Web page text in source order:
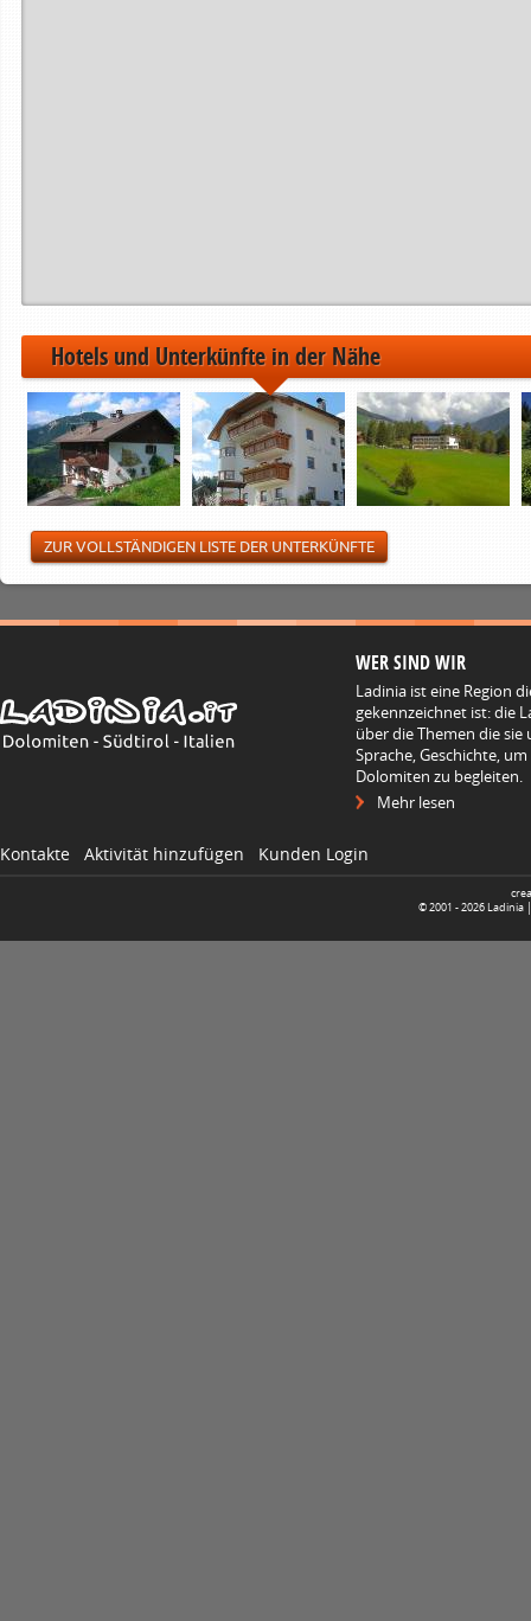
Hotels und Unterkünfte in der Nähe
ZUR VOLLSTÄNDIGEN LISTE DER UNTERKÜNFTE
WER SIND WIR
Ladinia ist eine Region
gekennzeichnet ist: die
über die Themen die
Sprache, Geschichte,
Dolomiten zu begleiten.
Mehr lesen
Kontakte Aktivität hinzufügen Kunden Login
© 2001 -2026 Ladinia